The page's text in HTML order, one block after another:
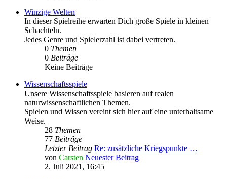
Winzige Welten
In dieser Spielreihe erwarten Dich große Spiele in kleinen
Schachteln.
Jedes Genre und Spielerzahl ist dabei vertreten.
0 Themen
0 Beiträge
Keine Beiträge
Wissenschaftsspiele
Unsere Wissenschaftsspiele basieren auf realen
naturwissenschaftlichen Themen.
Spielen und Wissen vereint sich hier auf eine unterhaltsame
Weise.
28 Themen
77 Beiträge
Letzter Beitrag Re: zusätzliche Kriegspunkte …
von Carsten Neuester Beitrag
2. Juli 2021, 16:45